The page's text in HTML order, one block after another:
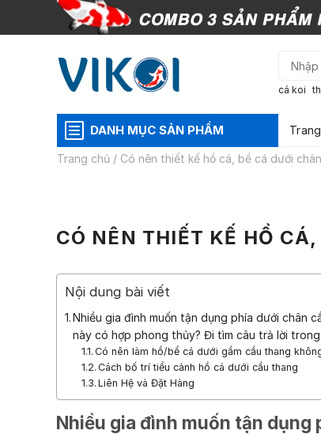
cá koi
DANH MỤC SẢN PHẨM
Trang chủ / Có nên thiết kế hồ cá, bể cá dưới
CÓ NÊN THIẾT KẾ HỒ
Nội dung bài viết
Nhiều gia đình muốn tận dụng phía dưới chân
này có hợp phong thủy? Đi tìm câu trả lời
Có nên làm hồ/bể cá dưới gầm cầu thang
Cách bố trí tiểu cảnh hồ cá dưới cầu thang
Liên Hệ và Đặt Hàng
Nhiều gia đình muốn tận